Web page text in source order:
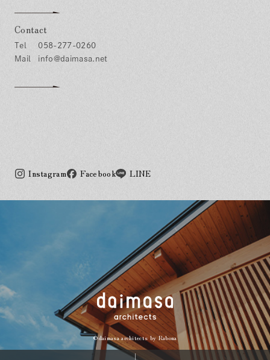
Contact
058-277-0260
info@daimasa.net
Instagram Facebook LINE
©daimasa architects byRabona